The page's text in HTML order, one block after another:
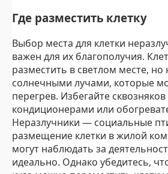
Где разместить клетку
Выбор места для клетки
важен для их благополучия.
разместить в светлом месте,
солнечными лучами, которые
перегрев. Избегайте
кондиционерами или
Неразлучники — социальные
размещение клетки в жилой
могут наблюдать за
идеально. Однако убедитесь,